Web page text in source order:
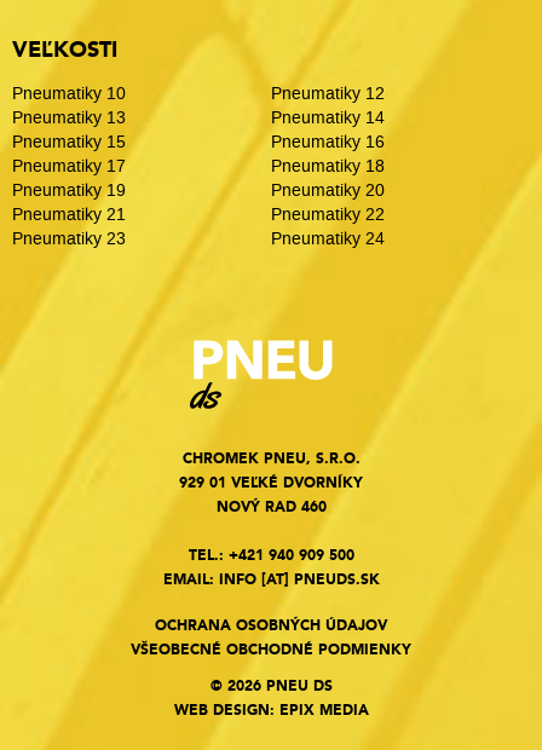
VEĽKOSTI
Pneumatiky 10
Pneumatiky 12
Pneumatiky 13
Pneumatiky 14
Pneumatiky 15
Pneumatiky 16
Pneumatiky 17
Pneumatiky 18
Pneumatiky 19
Pneumatiky 20
Pneumatiky 21
Pneumatiky 22
Pneumatiky 23
Pneumatiky 24
CHROMEK PNEU, S.R.O.
929 01 VEĽKÉ DVORNÍKY
NOVÝ RAD 460
TEL.: +421 940 909 500
EMAIL: INFO[AT] PNEUDS.SK
OCHRANA OSOBNÝCH ÚDAJOV
VŠEOBECNÉ OBCHODNÉ PODMIENKY
© 2026 PNEU DS
WEB DESIGN: EPIX MEDIA